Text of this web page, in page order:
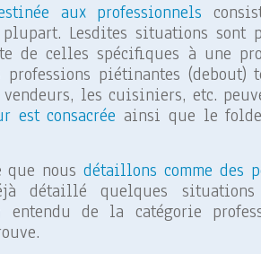
aux professionnels
Lesdites situations sont
de celles spécifiques à une
professions piétinantes
les cuisiniers, etc.
est consacrée ainsi que le
que nous détaillons comme des
détaillé quelques
entendu de la catégorie